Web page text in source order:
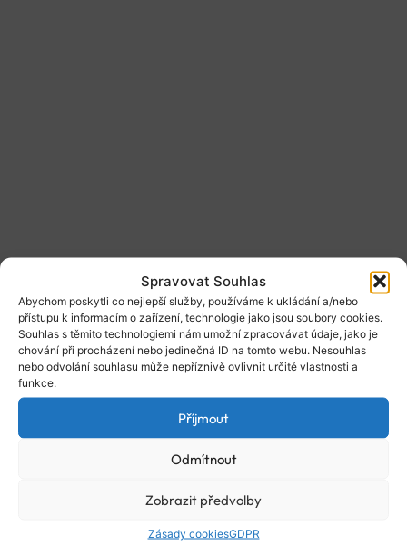
Spravovat Souhlas
Abychom poskytli co nejlepší služby, používáme k ukládání a/nebo
přístupu k informacím o zařízení, technologie jako jsou soubory cookies.
Souhlas s těmito technologiemi nám umožní zpracovávat údaje, jako je
chování při procházení nebo jedinečná ID na tomto webu. Nesouhlas
nebo odvolání souhlasu může nepříznivě ovlivnit určité vlastnosti a
funkce.
Příjmout
Odmítnout
Zobrazit předvolby
Zásady cookiesGDPR